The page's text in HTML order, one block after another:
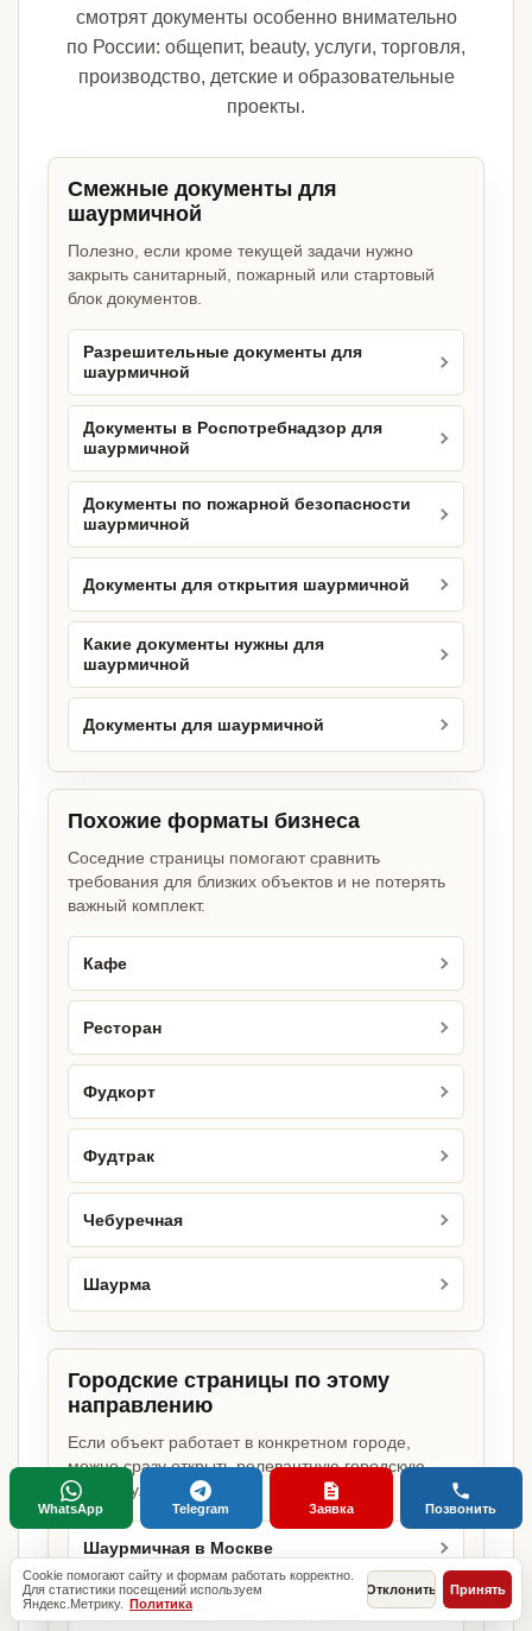
смотрят документы особенно внимательно
по России: общепит, beauty, услуги, торговля,
производство, детские и образовательные
проекты.
Смежные документы для
шаурмичной
Полезно, если кроме текущей задачи нужно
закрыть санитарный, пожарный или стартовый
блок документов.
Разрешительные документы для
шаурмичной
Документы в Роспотребнадзор для
шаурмичной
Документы по пожарной безопасности
шаурмичной
Документы для открытия шаурмичной
Какие документы нужны для
шаурмичной
Документы для шаурмичной
Похожие форматы бизнеса
Соседние страницы помогают сравнить
требования для близких объектов и не потерять
важный комплект.
Кафе
Ресторан
Фудкорт
Фудтрак
Чебуречная
Шаурма
Городские страницы по этому
направлению
Если объект работает в конкретном городе,
можно сразу открыть релевантную городскую
страницу.
Шаурмичная в Москве
Шаурмичная в Санкт-Петербурге
Cookie помогают сайту и формам работать корректно.
Для статистики посещений используем
Яндекс.Метрику. Политика
Отклонить Принять
WhatsApp Telegram Заявка Позвонить